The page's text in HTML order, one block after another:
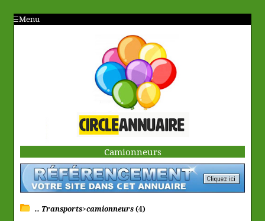
Menu
Camionneurs
.. Transports>camionneurs(4)